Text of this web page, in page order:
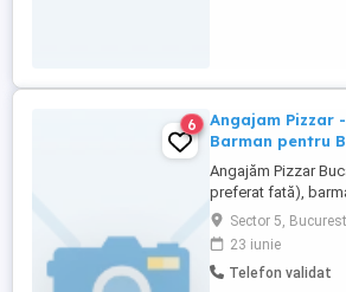
6
Angajam Pizzar
Barman pentru
Angajăm Pizzar
preferat fată),
zona Cotroceni -
Mamaia -
doar la (inclusiv pe
Sector 5,
23 iunie
Telefon validat